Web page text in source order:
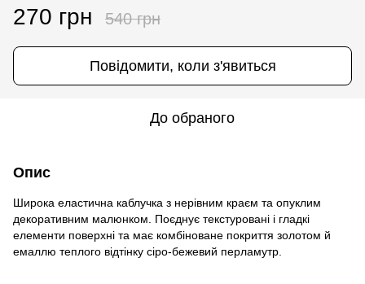
270 грн 540 грн
Повідомити, коли з'явиться
До обраного
Опис
Широка еластична каблучка з нерівним краєм та опуклим
декоративним малюнком. Поєднує текстуровані і гладкі
елементи поверхні та має комбіноване покриття золотом й
емаллю теплого відтінку сіро-бежевий перламутр.